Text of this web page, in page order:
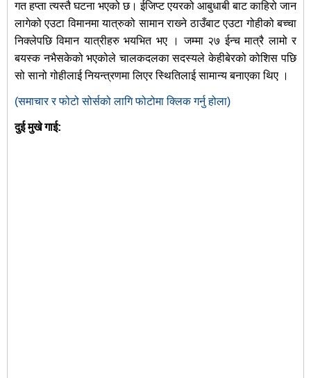
गत हप्ता त्यस्तै घटना भएको छ। ईजिप्ट एयरको आबुधाबी बाट काहिरो जान
लागेको एउटा विमानमा यात्रुको सामान राख्‍ने ठाउँबाट एउटा गोहीको बच्चा
निक्लेपछि विमान यात्रीहरु भयभित भए । जम्मा २७ ईन्च मात्रै लामो र
बयस्क नभैसकेको भएकोले चालकदलका सदस्यले केहीबेरको कोशिस पछि
सो सानो गोहीलाई नियन्त्रणमा लिएर स्थितिलाई सामान्य बनाएका थिए ।
(समाचार र फोटो सोर्सको लागि फोटोमा क्लिक गर्नु होला)
दुई मुखे गाई: